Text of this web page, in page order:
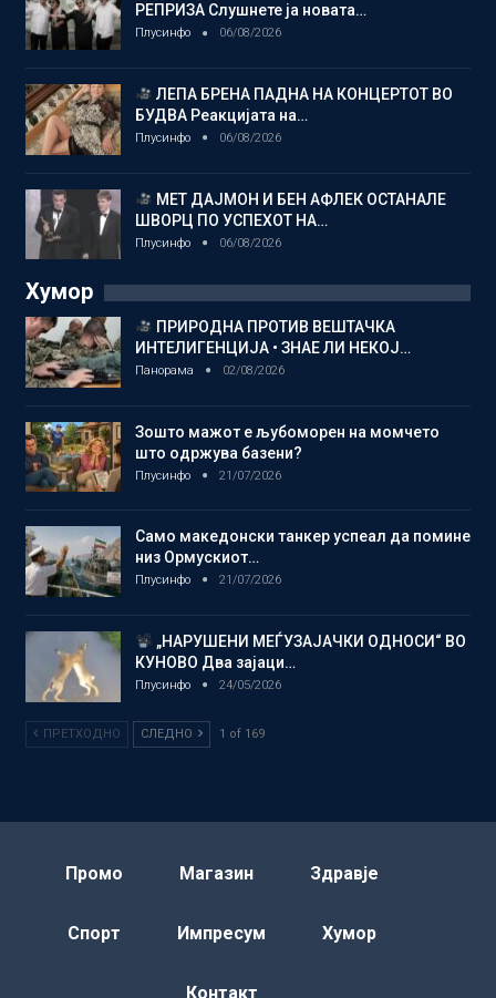
РЕПРИЗА Слушнете ја новата…
Плусинфо 06/08/2026
ЛЕПА БРЕНА ПАДНА НА КОНЦЕРТОТ ВО
БУДВА Реакцијата на…
Плусинфо 06/08/2026
МЕТ ДАЈМОН И БЕН АФЛЕК ОСТАНАЛЕ
ШВОРЦ ПО УСПЕХОТ НА…
Плусинфо 06/08/2026
Хумор
ПРИРОДНА ПРОТИВ ВЕШТАЧКА
ИНТЕЛИГЕНЦИЈА • ЗНАЕ ЛИ НЕКОЈ…
Панорама 02/08/2026
Зошто мажот е љубоморен на момчето
што одржува базени?
Плусинфо 21/07/2026
Само македонски танкер успеал да помине
низ Ормускиот…
Плусинфо 21/07/2026
„НАРУШЕНИ МЕЃУЗАЈАЧКИ ОДНОСИ“ ВО
КУНОВО Два зајаци…
Плусинфо 24/05/2026
ПРЕТХОДНО СЛЕДНО 1 of 169
Промо Магазин Здравје
Спорт Импресум Хумор
Контакт